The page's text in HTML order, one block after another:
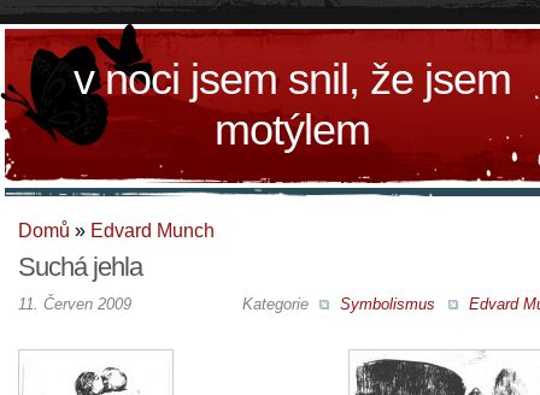
v noci jsem snil, že jsem
motýlem
Domů » Edvard Munch
Suchá jehla
Kategorie Symbolismus Edvard
11. Červen 2009